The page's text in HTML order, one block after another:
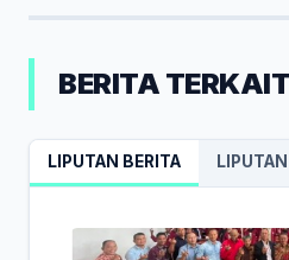
BERITA TERKAIT
LIPUTAN BERITA